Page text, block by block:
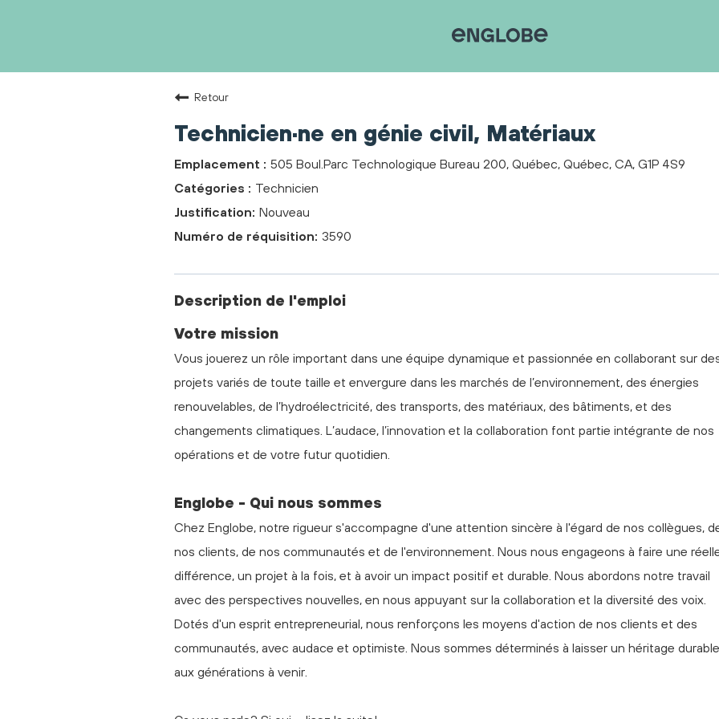
Retour
Technicien·ne en génie civil, Matériaux
505 Boul.Parc Technologique Bureau 200, Québec, Québec, CA, G1P 4S9
Technicien
Nouveau
3590
Description de l'emploi
Votre mission
Vous jouerez un rôle important dans une équipe dynamique et passionnée en collaborant sur
projets variés de toute taille et envergure dans les marchés de l’environnement, des énergies
renouvelables, de l’hydroélectricité, des transports, des matériaux, des bâtiments, et des
changements climatiques. L’audace, l’innovation et la collaboration font partie intégrante de nos
opérations et de votre futur quotidien.
Englobe - Qui nous sommes
Chez Englobe, notre rigueur s'accompagne d'une attention sincère à l'égard de nos collègues,
nos clients, de nos communautés et de l'environnement. Nous nous engageons à faire une
différence, un projet à la fois, et à avoir un impact positif et durable. Nous abordons notre travail
avec des perspectives nouvelles, en nous appuyant sur la collaboration et la diversité des voix.
Dotés d'un esprit entrepreneurial, nous renforçons les moyens d'action de nos clients et des
communautés, avec audace et optimiste. Nous sommes déterminés à laisser un héritage durable
aux générations à venir.